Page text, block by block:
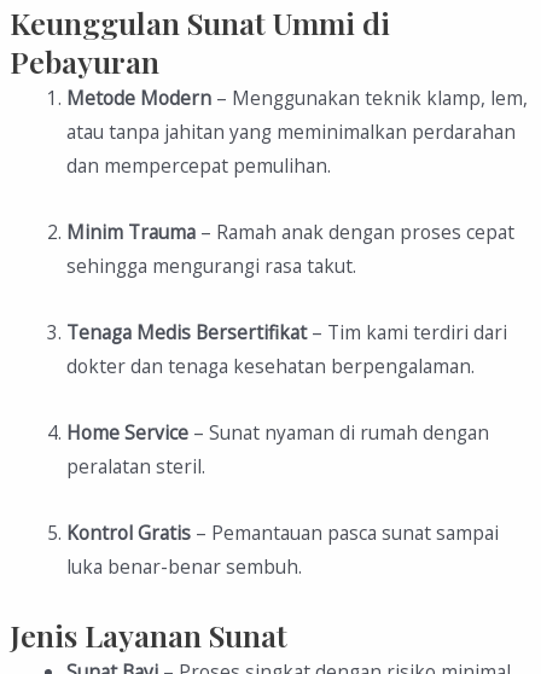
Keunggulan Sunat Ummi di
Pebayuran
Metode Modern– Menggunakan teknik klamp, lem,
atau tanpa jahitan yang meminimalkan perdarahan
dan mempercepat pemulihan.
Minim Trauma– Ramah anak dengan proses cepat
sehingga mengurangi rasa takut.
Tenaga Medis Bersertifikat– Tim kami terdiri dari
dokter dan tenaga kesehatan berpengalaman.
Home Service– Sunat nyaman di rumah dengan
peralatan steril.
Kontrol Gratis– Pemantauan pasca sunat sampai
luka benar-benar sembuh.
Jenis Layanan Sunat